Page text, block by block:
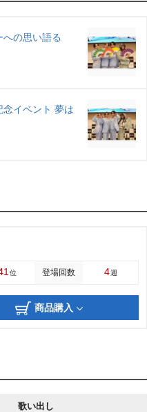
e
の思い語る
念イベント 夢は
位 登場回数 4週
商品購入
歌い出し